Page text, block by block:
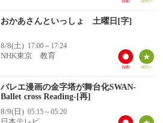
おかあさんといっしょ 土曜日[字]
8/8(土) 17:00～17:24
NHK東京 教育
バレエ漫画の金字塔が舞台化SWAN-
Ballet cross Reading-[再]
8/9(日) 05:15～05:20